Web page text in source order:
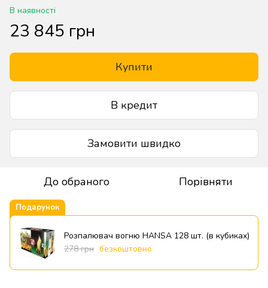
В наявності
23 845 грн
Купити
В кредит
Замовити швидко
До обраного Порівняти
Подарунок
Розпалювач вогню HANSA 128 шт. (в кубиках)
278 грн безкоштовно